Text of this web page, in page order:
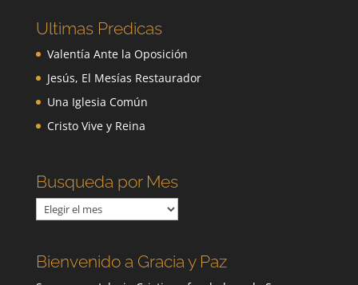
Ultimas Predicas
Valentía Ante la Oposición
Jesús, El Mesías Restaurador
Una Iglesia Común
Cristo Vive y Reina
Busqueda por Mes
Busqueda
por
Bienvenido a Gracia y Paz